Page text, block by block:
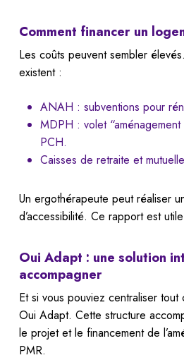
Comment financer un
Les coûts peuvent sembler
existent :
ANAH : subventions pour
MDPH : volet
PCH.
Caisses de retraite et
Un ergothérapeute peut réaliser
d’accessibilité. Ce rapport est
Oui Adapt : une solution
accompagner
Et si vous pouviez centraliser
Oui Adapt. Cette structure
le projet et le financement de
PMR.